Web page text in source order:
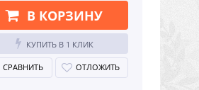
В КОРЗИНУ
КУПИТЬ В 1 КЛИК
СРАВНИТЬ ОТЛОЖИТЬ